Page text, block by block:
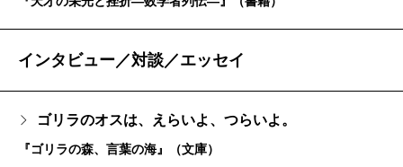
インタビュー／対談／エッセイ
ゴリラのオスは、えらいよ、つらいよ。
『ゴリラの森、言葉の海』（文庫）